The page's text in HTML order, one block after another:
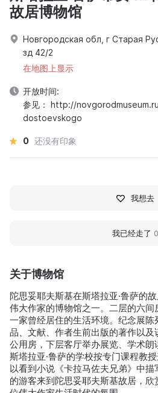
关于博物馆
陀思妥耶夫斯基在斯塔拉亚·鲁萨的
伟大作家的博物馆之一。二层的六
一家曾经居住的生活环境。纪念展
品、文献、作者生前出版的著作以
公用房，下层客厅举办展览、学术朗
斯塔拉亚·鲁萨的学校按专门课程教
以看到小说《卡拉马佐夫兄弟》中
的游客来到陀思妥耶夫斯基故居，
故居博物馆
Новгородская обл, г Старая
зд 42/2
在地图上显示
开放时间:
参见： http://
dostoevskogo
0 还没有印象
我想去
我已经走了 0